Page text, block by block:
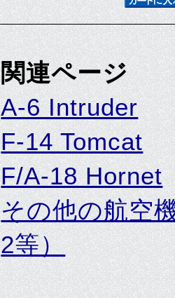
関連ページ
A-6 Intruder
F-14 Tomcat
F/A-18 Hornet
その他の航空
2等）